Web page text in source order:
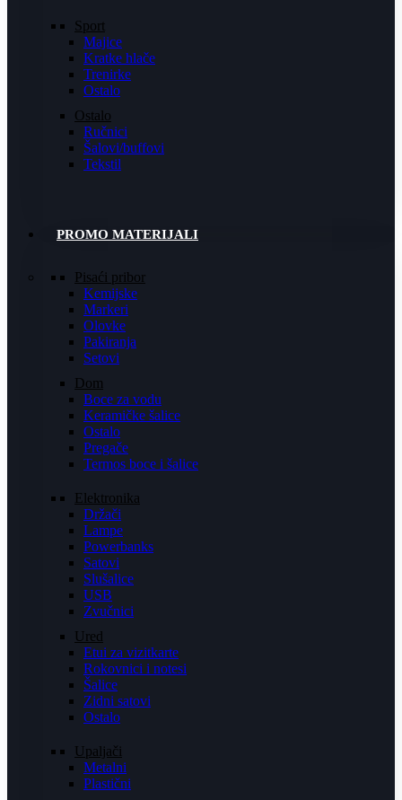
Sport
Majice
Kratke hlače
Trenirke
Ostalo
Ostalo
Ručnici
Šalovi/buffovi
Tekstil
PROMO MATERIJALI
Pisaći pribor
Kemijske
Markeri
Olovke
Pakiranja
Setovi
Dom
Boce za vodu
Keramičke šalice
Ostalo
Pregače
Termos boce i šalice
Elektronika
Držači
Lampe
Powerbanks
Satovi
Slušalice
USB
Zvučnici
Ured
Etui za vizitkarte
Rokovnici i notesi
Šalice
Zidni satovi
Ostalo
Upaljači
Metalni
Plastični